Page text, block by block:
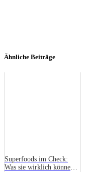
Ähnliche Beiträge
Superfoods im Check:
Was sie wirklich können –